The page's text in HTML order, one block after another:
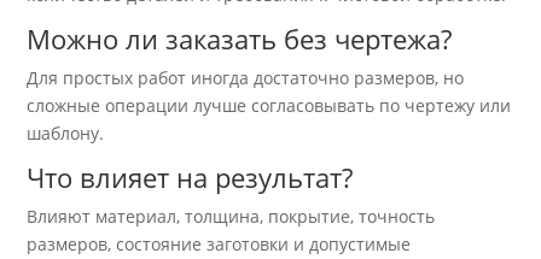
Можно ли заказать без чертежа?
Для простых работ иногда достаточно размеров, но
сложные операции лучше согласовывать по чертежу или
шаблону.
Что влияет на результат?
Влияют материал, толщина, покрытие, точность
размеров, состояние заготовки и допустимые